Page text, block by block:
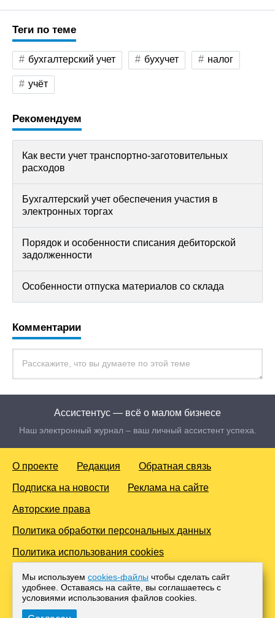
Теги по теме
бухгалтерский учет бухучет налог
учёт
Рекомендуем
Как вести учет транспортно-заготовительных
расходов
Бухгалтерский учет обеспечения участия в
электронных торгах
Порядок и особенности списания дебиторской
задолженности
Особенности отпуска материалов со склада
Комментарии
Ассистентус — всё о малом бизнесе
Наш электронный журнал – ваш личный ассистент успеха.
О проекте Редакция Обратная связь
Подписка на новости Реклама на сайте
Авторские права
Политика обработки персональных данных
Политика использования cookies
© 2016-2026 Все права защищены. Для лиц старше 18 лет.
Любое копирование материалов и тиражирование в сети
Интернет, либо печатных изданиях без согласования с
Администрацией проекта, преследуется законом.
Мы используем cookies-файлы чтобы сделать сайт
удобнее. Оставаясь на сайте, вы соглашаетесь с
условиями использования файлов cооkies.